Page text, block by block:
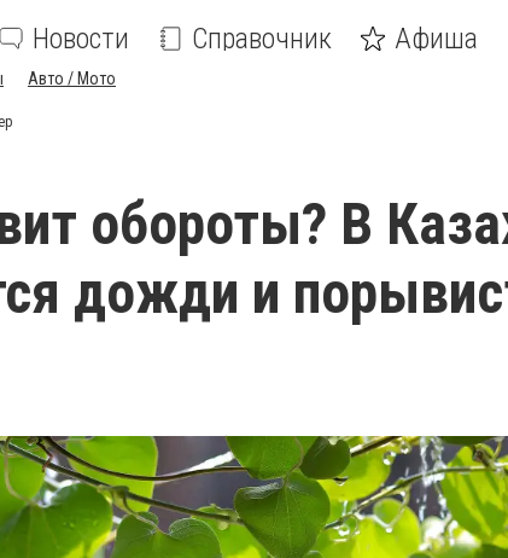
Новости Справочник Афиша
Авто / Мото
обороты? В
дожди и